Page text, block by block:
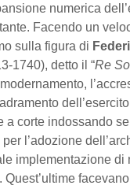
numerica
Facendo un
sulla figura di
1740), detto il “Re
a corte indossando
l’adozione
implementazione di
Quest’ultime